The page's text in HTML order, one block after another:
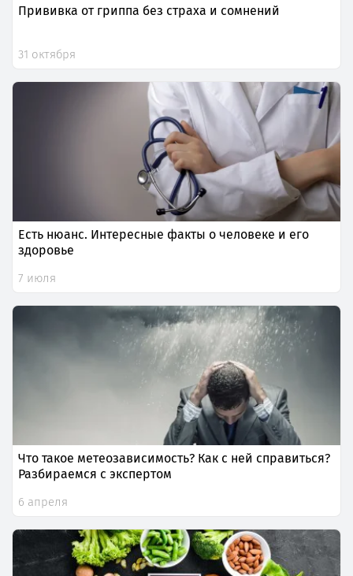
Прививка от гриппа без страха и сомнений
31 октября
Есть нюанс. Интересные факты о человеке и его
здоровье
7 июля
Что такое метеозависимость? Как с ней справиться?
Разбираемся с экспертом
6 апреля